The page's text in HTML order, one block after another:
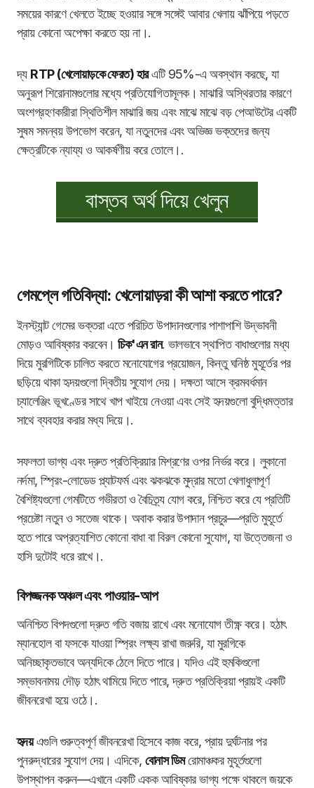
সময়ের কারণে খেলতে ইচ্ছে হওয়ার সঙ্গে সঙ্গেই আবার খেলায় ঝাঁপিয়ে পড়তে
প্রায় কোনো অপেক্ষা করতে হয় না।.
দ্য RTP (খেলোয়াড়কে ফেরত) হারএটি 95%-এ অবস্থান করছে, যা
অনুরূপ শিরোনামগুলোর মধ্যে প্রতিযোগিতামূলক। মাঝারি অস্থিরতার কারণে
অংশগ্রহণকারীরা স্থিতিশীল মাঝারি জয় এবং মাঝে মাঝে বড় পেআউটের একটি
সুষম সমন্বয় উপভোগ করেন, যা নতুনদের এবং অভিজ্ঞ ভক্তদের জন্য
ক্ষেত্রটিকে ন্যায্য ও আকর্ষণীয় করে তোলে।.
বাস্তব অর্থ দিয়ে খেলুন
গেমপ্লে গতিবিদ্যা: খেলোয়াড়রা কী আশা করতে পারে?
ইনস্ট্যান্ট গেমের ভক্তরা এতে পরিচিত উপাদানগুলোর পাশাপাশি উদ্ভাবনী
মোড়ও আবিষ্কার করবেন।চিক'এন রান. ভালভাবে স্থাপিত বাধাগুলোর মধ্য
দিয়ে মুরগিটিকে চালিত করতে মনোযোগের প্রয়োজন, কিন্তু ঘনিষ্ঠ মুহূর্তের পর
ছড়িয়ে থাকা হৃদয়গুলো দ্বিতীয় সুযোগ দেয়। দক্ষতা আসে ক্রমবর্ধমান
চ্যালেঞ্জিং ভূখণ্ডের সাথে খাপ খাইয়ে নেওয়া এবং সেই হৃদয়গুলো বুদ্ধিমত্তার
সাথে ব্যবহার করার মধ্য দিয়ে।.
সফলতা ভাগ্য এবং দ্রুত প্রতিক্রিয়ার মিশ্রণের ওপর নির্ভর করে। লুকানো
নর্দমা, স্প্রিং-লোডেড প্ল্যাটফর্ম এবং ঝকঝকে মুদ্রার মতো খেলাধুলাপূর্ণ
বৈশিষ্ট্যগুলো গেমটিতে গভীরতা ও বৈচিত্র্য যোগ করে, নিশ্চিত করে যে প্রতিটি
প্রচেষ্টা নতুন ও সতেজ থাকে। অবাক করার উপাদান প্রচুর—প্রতি মুহূর্তে
হতে পারে অপ্রত্যাশিত কোনো বাধা বা বিরল কোনো সুযোগ, যা উত্তেজনা ও
হাসি দুটোই ধরে রাখে।.
বিপজ্জনক অঞ্চল এবং পাওয়ার-আপ
অনিশ্চিত বিপদগুলো দ্রুত গতি বজায় রাখে এবং মনোযোগ তীক্ষ্ণ করে। হঠাৎ
ম্যানহোল বা ফসকে যাওয়া স্প্রিং লক্ষ্য রাখা জরুরি, যা মুরগিকে
অনিচ্ছাকৃতভাবে অন্যদিকে ঠেলে দিতে পারে। যদিও এই হুমকিগুলো
সম্ভাবনাময় দৌড় হঠাৎ থামিয়ে দিতে পারে, দ্রুত প্রতিক্রিয়া প্রায়ই একটি
জীবনরেখা হয়ে ওঠে।.
হৃদয়এগুলি গুরুত্বপূর্ণ জীবনরেখা হিসেবে কাজ করে, প্রায় দুর্ঘটনার পর
পুনরুদ্ধারের সুযোগ দেয়। এদিকে, বোনাস ডিমরোমাঞ্চকর মুহূর্তগুলো
উপস্থাপন করুন—এখানে একটি একক আবিষ্কার ভাগ্য পক্ষে থাকলে জয়কে